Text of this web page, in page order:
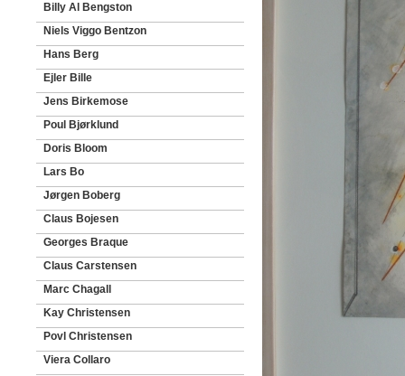
Billy Al Bengston
Niels Viggo Bentzon
Hans Berg
Ejler Bille
Jens Birkemose
Poul Bjørklund
Doris Bloom
Lars Bo
Jørgen Boberg
Claus Bojesen
Georges Braque
Claus Carstensen
Marc Chagall
Kay Christensen
Povl Christensen
Viera Collaro